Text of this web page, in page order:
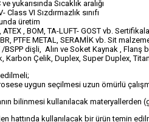
yukarısında Sıcaklık aralığı
Class VI Sızdırmazlık sınıfı
üretim
ATEX , BOM, TA-LUFT- GOST vb.
PTFE METAL, SERAMİK vb. Sit
/BSPP dişli, Alın ve Soket Kaynak , Flanş
Karbon Çelik, Duplex, Super Duplex,
uygun seçilmesi uzun ömürlü
bilinmesi kullanılacak
hattında kullanılacak bir ürün temin